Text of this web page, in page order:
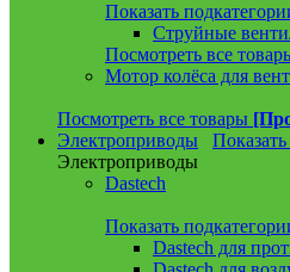
Показать
Струйные
Посмотреть все
Мотор колёса для
Посмотреть все товары
Электроприводы
Электроприводы
Dastech
Показать
Dastech для